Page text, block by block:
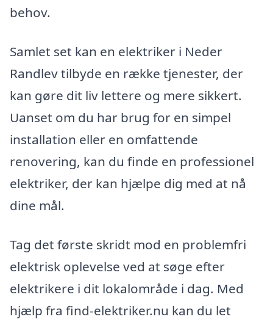
behov.
Samlet set kan en elektriker i Neder
Randlev tilbyde en række tjenester, der
kan gøre dit liv lettere og mere sikkert.
Uanset om du har brug for en simpel
installation eller en omfattende
renovering, kan du finde en professionel
elektriker, der kan hjælpe dig med at nå
dine mål.
Tag det første skridt mod en problemfri
elektrisk oplevelse ved at søge efter
elektrikere i dit lokalområde i dag. Med
hjælp fra find-elektriker.nu kan du let